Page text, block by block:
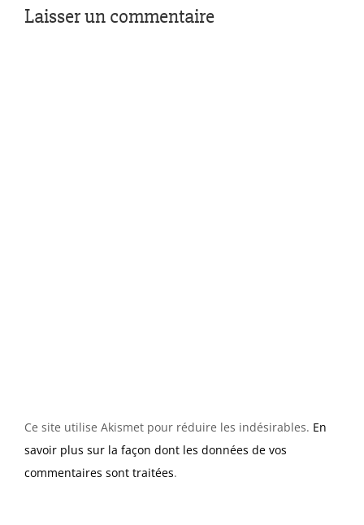
Laisser un commentaire
Ce site utilise Akismet pour réduire les indésirables. En
savoir plus sur la façon dont les données de vos
commentaires sont traitées.